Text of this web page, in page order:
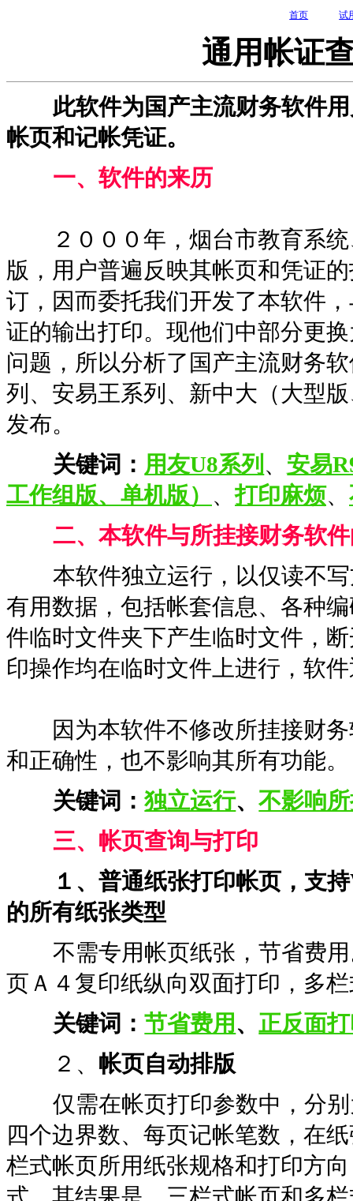
首页 试
通用帐证
此软件为国产主流财务软件用
帐页和记帐凭证。
一、软件的来历
２０００年，烟台市教育系统
版，用户普遍反映其帐页和凭证
订，因而委托我们开发了本软件
证的输出打印。现他们中部分更
问题，所以分析了国产主流财务
列、安易王系列、新中大（大型
发布。
关键词： 用友U8系列 、 安易
工作组版、单机版） 、打印麻烦、
二、本软件与所挂接财务软
本软件独立运行，以仅读不写
有用数据，包括帐套信息、各种
件临时文件夹下产生临时文件，
印操作均在临时文件上进行，软
因为本软件不修改所挂接财务
和正确性，也不影响其所有功能。
关键词：独立运行、不影响
三、帐页查询与打印
１、普通纸张打印帐页，支持
的所有纸张类型
不需专用帐页纸张，节省费用
页Ａ４复印纸纵向双面打印，多
关键词：节省费用 、正反面
２、 帐页自动排版
仅需在帐页打印参数中，分别
四个边界数、每页记帐笔数，在
栏式帐页所用纸张规格和打印方